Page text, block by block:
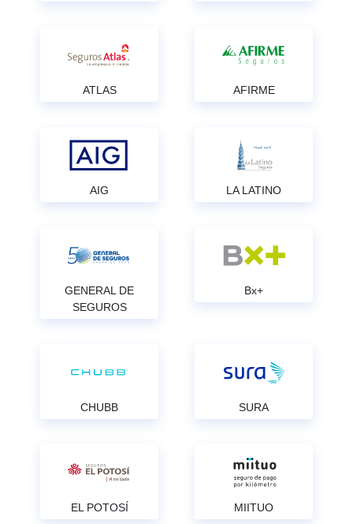
ATLAS AFIRME
AIG LA LATINO
GENERAL DE
SEGUROS
Bx+
CHUBB SURA
EL POTOSÍ MIITUO